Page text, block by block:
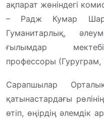
ақпарат жөніндегі
– Радж Кумар
Гуманитарлық,
ғылымдар
профессоры (Гуруграм,
Сарапшылар
қатынастардағы
өтіп, өңірдің әлемдік